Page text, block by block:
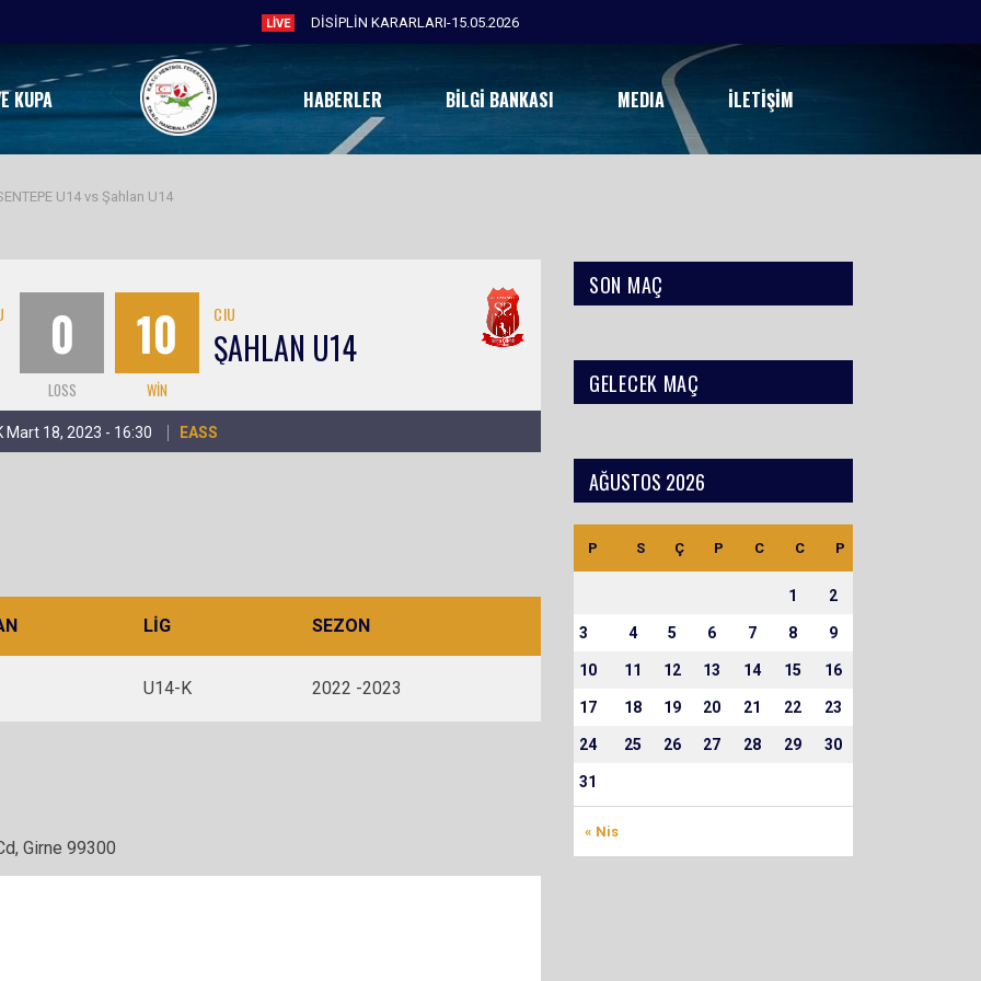
LIVE DİSİPLİN KARARLARI-15.05.2026
KUPA HABERLER BILGI BANKASI MEDIA İLETIŞIM
U14 vs Şahlan U14
0
LOSS
10
WIN
CIU
ŞAHLAN U14
Mart 18, 2023 - 16:30 EASS
LIG SEZON
U14-K 2022 -2023
Girne 99300
SON MAÇ
GELECEK MAÇ
AĞUSTOS 2026
P S Ç P C C P
« Nis
1 2
3 4 5 6 7 8 9
10 11 12 13 14 15 16
17 18 19 20 21 22 23
24 25 26 27 28 29 30
31